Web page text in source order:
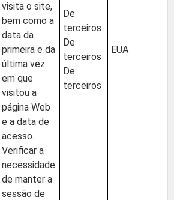
visita o site,
bem como a
data da
primeira e da
última vez
em que
visitou a
página Web
e a data de
acesso.
Verificar a
necessidade
de manter a
sessão de
De
terceiros
De
terceiros
De
terceiros
EUA